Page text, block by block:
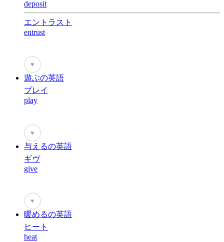
deposit
エントラスト
entrust
♥
遊ぶの英語
プレイ
play
♥
与えるの英語
ギヴ
give
♥
暖めるの英語
ヒート
heat